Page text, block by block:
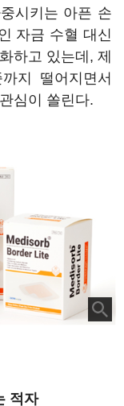
시키는 아픈 손
자금 수혈 대신
하고 있는데, 제
지 떨어지면서
심이 쏠린다.
적자